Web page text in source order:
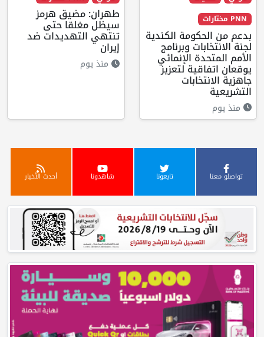
PNN مختارات
بدعم من الحكومة الكندية
لجنة الانتخابات وبرنامج
الأمم المتحدة الإنمائي
يوقعان اتفاقية لتعزيز
جاهزية الانتخابات
التشريعية
منذ يوم
طهران: مضيق هرمز
سيظل مغلقا حتى
تنتهي التهديدات ضد
إيران
منذ يوم
تواصلو معنا تابعونا شاهدونا أحدث الأخبار